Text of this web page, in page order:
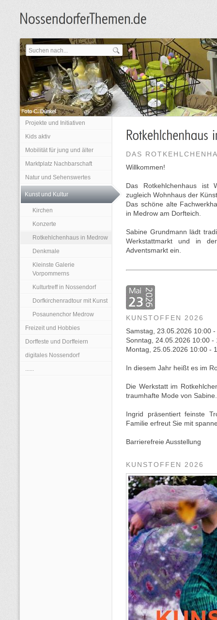
Projekte und Initiativen
Kids aktiv
Mobilität für jung und älter
Marktplatz Nachbarschaft
Natur und Sehenswertes
Kunst und Kultur
Kirchen
Konzerte
Rotkehlchenhaus in Medrow
Denkmale
Kleinste Galerie
Vorpommerns
Kulturtreff in Nossendorf
Dorfkirchenradtour mit Kunst
Posaunenchor Medrow
Freizeit und Hobbies
Dorffeste und Dorffeiern
digitales Nossendorf
......
DAS
Willkommen!
Das Rotkehlchenhaus ist
zugleich Wohnhaus der
Das schöne alte
in Medrow am Dorfteich.
Sabine Grundmann lädt
Werkstattmarkt und in
Adventsmarkt ein.
KUNSTOFFEN 2026
Samstag, 23.05.2026 10:00
Sonntag, 24.05.2026 10:00 -
Montag, 25.05.2026 10:00 -
In diesem Jahr heißt es im
Die Werkstatt im
traumhafte Mode von Sabine.
Ingrid präsentiert feinste
Familie erfreut Sie mit
Barrierefreie Ausstellung
KUNSTOFFEN 2026